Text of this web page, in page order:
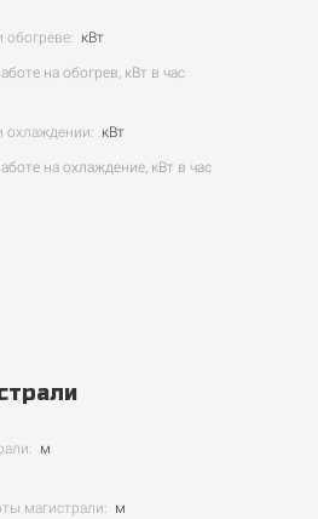
кВт
на обогрев, кВт в час
охлаждении: кВт
на охлаждение, кВт в час
м
магистрали: м